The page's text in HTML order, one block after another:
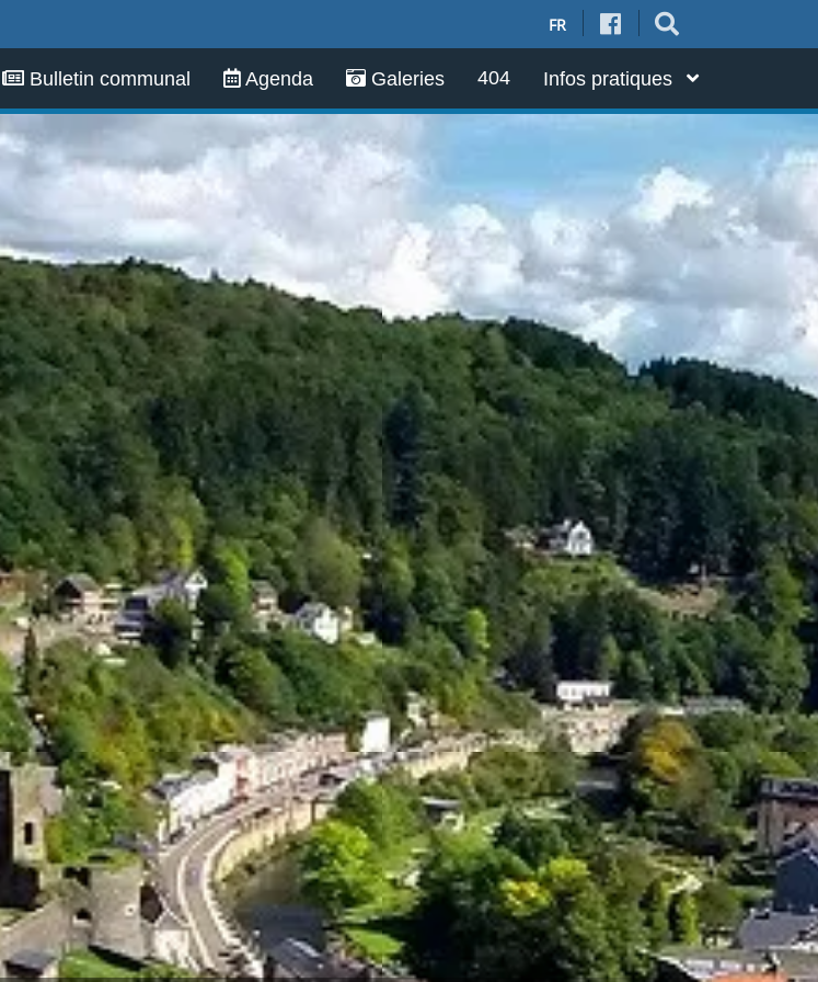
FR
Bulletin communal Agenda Galeries 404 Infos pratiques